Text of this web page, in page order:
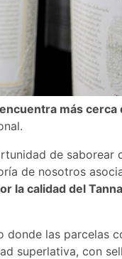
más cerca
de
de nosotros
la calidad del
donde las parcelas
superlativa, con